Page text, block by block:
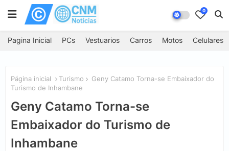
0
Pagina Inicial PCs Vestuarios Carros Motos Celulares
Página inicial Turismo
Geny Catamo Torna-se Embaixador do
Turismo de Inhambane
Geny Catamo Torna-se
Embaixador do Turismo de
Inhambane